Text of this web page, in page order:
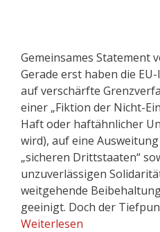
Gemeinsames Statement
Gerade erst haben die
auf verschärfte
einer „Fiktion der Nicht-
Haft oder haftähnlicher
wird), auf eine
„sicheren Drittstaaten“
unzuverlässigen
weitgehende
geeinigt. Doch der
Weiterlesen